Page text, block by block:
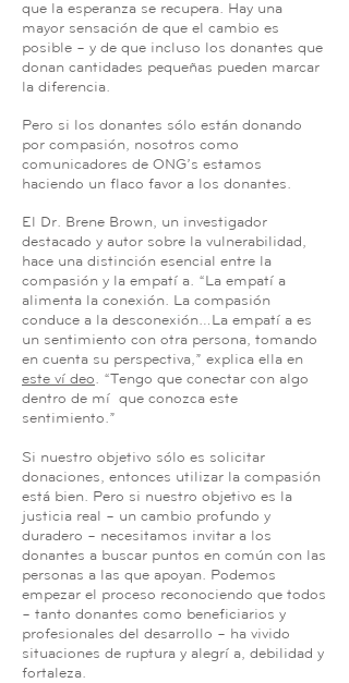
que la esperanza se recupera. Hay una
mayor sensación de que el cambio es
posible – y de que incluso los donantes que
donan cantidades pequeñas pueden marcar
la diferencia.
Pero si los donantes sólo están donando
por compasión, nosotros como
comunicadores de ONG’s estamos
haciendo un flaco favor a los donantes.
El Dr. Brene Brown, un investigador
destacado y autor sobre la vulnerabilidad,
hace una distinción esencial entre la
compasión y la empatía. “La empatía
alimenta la conexión. La compasión
conduce a la desconexión…La empatía es
un sentimiento con otra persona, tomando
en cuenta su perspectiva,” explica ella en
este vídeo. “Tengo que conectar con algo
dentro de mí que conozca este
sentimiento.”
Si nuestro objetivo sólo es solicitar
donaciones, entonces utilizar la compasión
está bien. Pero si nuestro objetivo es la
justicia real – un cambio profundo y
duradero – necesitamos invitar a los
donantes a buscar puntos en común con las
personas a las que apoyan. Podemos
empezar el proceso reconociendo que todos
– tanto donantes como beneficiarios y
profesionales del desarrollo – ha vivido
situaciones de ruptura y alegría, debilidad y
fortaleza.